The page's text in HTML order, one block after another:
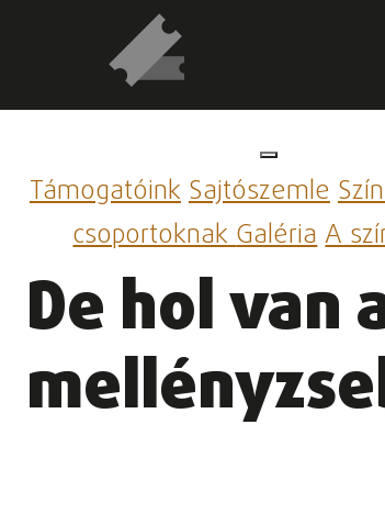
TámogatóinkSajtószemle
csoportoknakGalériaA
De hol van